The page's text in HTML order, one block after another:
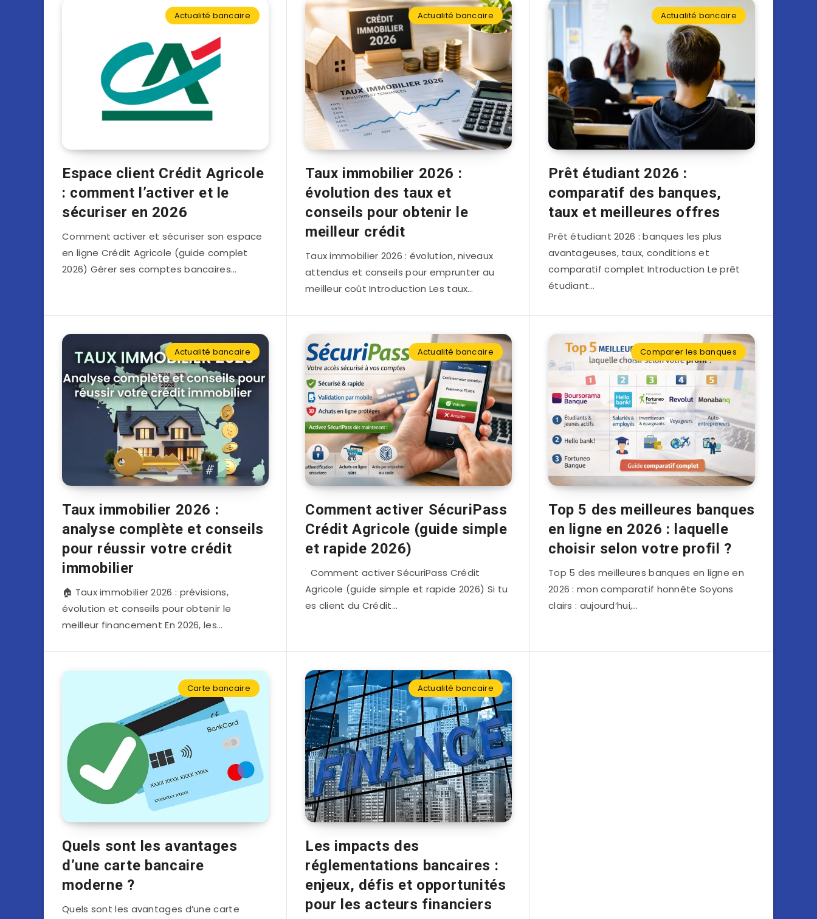
Actualité bancaire
Espace client Crédit Agricole
: comment l’activer et le
sécuriser en 2026
Comment activer et sécuriser son espace
en ligne Crédit Agricole (guide complet
2026) Gérer ses comptes bancaires…
Actualité bancaire
Taux immobilier 2026 :
évolution des taux et
conseils pour obtenir le
meilleur crédit
Taux immobilier 2026 : évolution, niveaux
attendus et conseils pour emprunter au
meilleur coût Introduction Les taux…
Actualité bancaire
Prêt étudiant 2026 :
comparatif des banques,
taux et meilleures offres
Prêt étudiant 2026 : banques les plus
avantageuses, taux, conditions et
comparatif complet Introduction Le prêt
étudiant…
Actualité bancaire
Taux immobilier 2026 :
analyse complète et conseils
pour réussir votre crédit
immobilier
🏠 Taux immobilier 2026 : prévisions,
évolution et conseils pour obtenir le
meilleur financement En 2026, les…
Actualité bancaire
Comment activer SécuriPass
Crédit Agricole (guide simple
et rapide 2026)
Comment activer SécuriPass Crédit
Agricole (guide simple et rapide 2026) Si tu
es client du Crédit…
Comparer les banques
Top 5 des meilleures banques
en ligne en 2026 : laquelle
choisir selon votre profil ?
Top 5 des meilleures banques en ligne en
2026 : mon comparatif honnête Soyons
clairs : aujourd’hui,…
Carte bancaire
Quels sont les avantages
d’une carte bancaire
moderne ?
Quels sont les avantages d’une carte
Actualité bancaire
Les impacts des
réglementations bancaires :
enjeux, défis et opportunités
pour les acteurs financiers